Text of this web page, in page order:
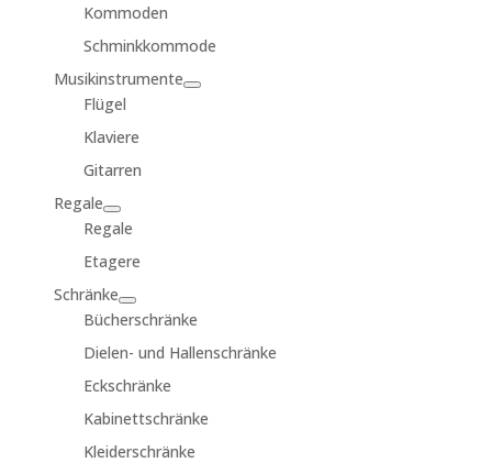
Kommoden
Schminkkommode
Musikinstrumente
Flügel
Klaviere
Gitarren
Regale
Regale
Etagere
Schränke
Bücherschränke
Dielen- und Hallenschränke
Eckschränke
Kabinettschränke
Kleiderschränke